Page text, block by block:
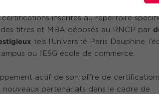
certifications inscrites au répertoire
titres et MBA déposés au RNCP par
tels l’Université Paris Dauphine,
ou l’ESG école de commerce.
actif de son offre de
partenariats dans le cadre de